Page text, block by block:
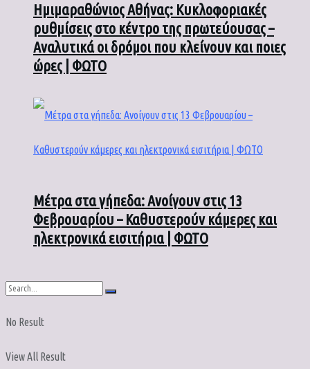
Ημιμαραθώνιος Αθήνας: Κυκλοφοριακές
ρυθμίσεις στο κέντρο της πρωτεύουσας –
Αναλυτικά οι δρόμοι που κλείνουν και ποιες
ώρες | ΦΩΤΟ
Μέτρα στα γήπεδα: Ανοίγουν στις 13
Φεβρουαρίου – Καθυστερούν κάμερες και
ηλεκτρονικά εισιτήρια | ΦΩΤΟ
No Result
View All Result